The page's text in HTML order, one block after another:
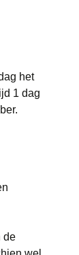
Duty
Galaxy Buds
het
1 dag
de